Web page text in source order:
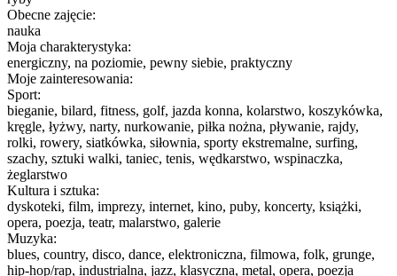
Obecne zajęcie:
nauka
Moja charakterystyka:
energiczny, na poziomie, pewny siebie, praktyczny
Moje zainteresowania:
Sport:
bieganie, bilard, fitness, golf, jazda konna, kolarstwo, koszykówka,
kręgle, łyżwy, narty, nurkowanie, piłka nożna, pływanie, rajdy,
rolki, rowery, siatkówka, siłownia, sporty ekstremalne, surfing,
szachy, sztuki walki, taniec, tenis, wędkarstwo, wspinaczka,
żeglarstwo
Kultura i sztuka:
dyskoteki, film, imprezy, internet, kino, puby, koncerty, książki,
opera, poezja, teatr, malarstwo, galerie
Muzyka:
blues, country, disco, dance, elektroniczna, filmowa, folk, grunge,
hip-hop/rap, industrialna, jazz, klasyczna, metal, opera, poezja